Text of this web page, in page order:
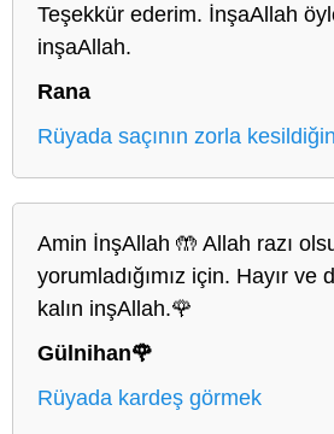
Teşekkür ederim. İnşaAllah
inşaAllah.
Rana
Rüyada saçının zorla
Amin İnşAllah 🤲 Allah razı
yorumladığımız için. Hayır ve
kalın inşAllah.🌹
Gülnihan🌹
Rüyada kardeş görmek